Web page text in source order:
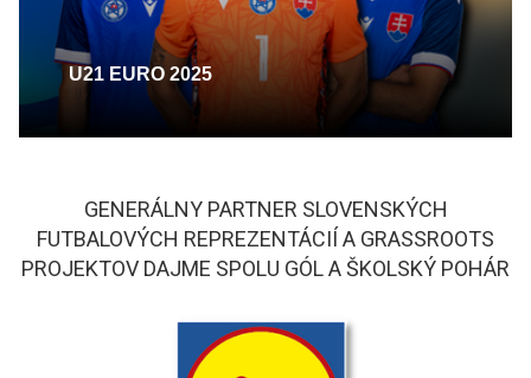
U21 EURO 2025
GENERÁLNY PARTNER SLOVENSKÝCH
FUTBALOVÝCH REPREZENTÁCIÍ A GRASSROOTS
PROJEKTOV DAJME SPOLU GÓL A ŠKOLSKÝ POHÁR